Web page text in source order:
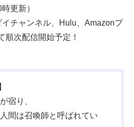
更新）
チャンネル、Hulu、Amazonプ
順次配信開始予定！
宿り、
間は召喚師と呼ばれてい